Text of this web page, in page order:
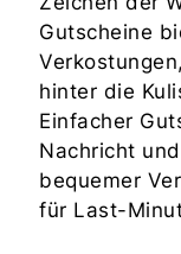
Gutscheine
hinter die
Einfacher
Nachricht
bequemer
für Last-